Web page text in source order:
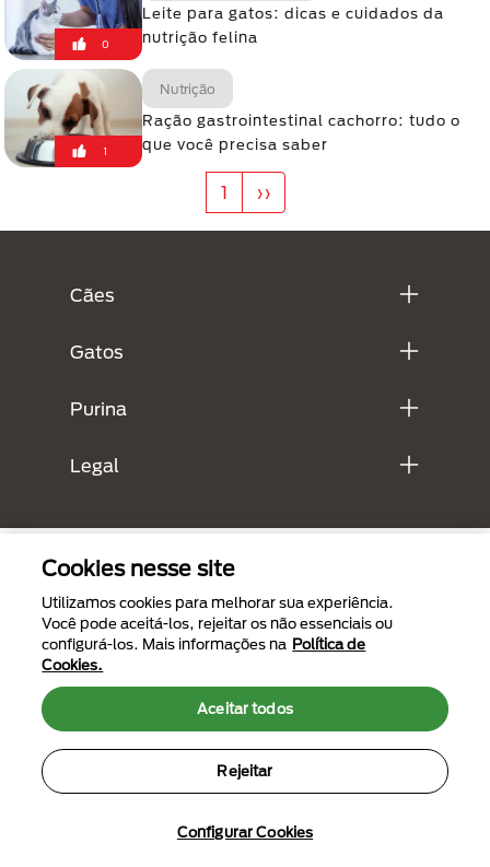
0
Leite para gatos: dicas e cuidados da
nutrição felina
1
Nutrição
Ração gastrointestinal cachorro: tudo o
que você precisa saber
1 Próxima página
››
Cães
Gatos
Purina
Legal
Menu Footer Secundario Purina
All Nestlé Purina trademarks owned by Société des Produits Nestlé S.A.,
Vevey, Switzerland or are used with permission.
Termos de uso Políticas de privacidade
Cookies nesse site
Utilizamos cookies para melhorar sua experiência.
Você pode aceitá-los, rejeitar os não essenciais ou
configurá-los. Mais informações na Política de
Cookies.
Configurar Cookies
Rejeitar
Aceitar todos